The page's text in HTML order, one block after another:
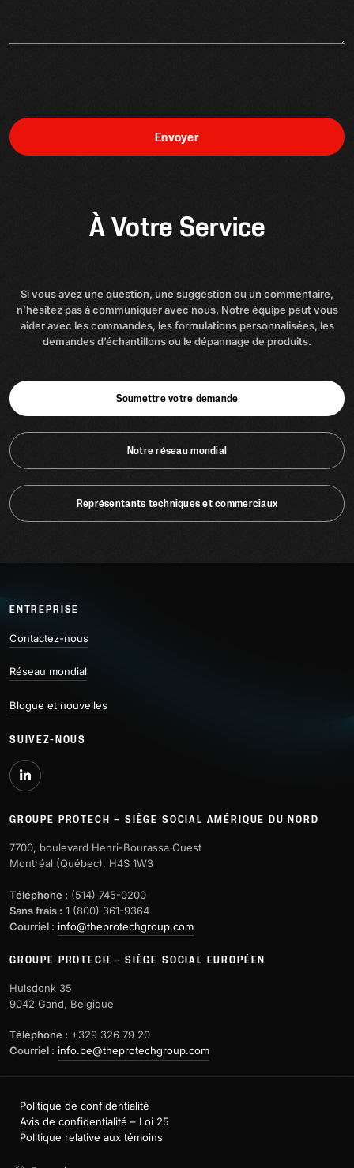
Envoyer
À Votre Service
Si vous avez une question, une suggestion ou un commentaire,
n’hésitez pas à communiquer avec nous. Notre équipe peut vous
aider avec les commandes, les formulations personnalisées, les
demandes d’échantillons ou le dépannage de produits.
Soumettre votre demande
Notre réseau mondial
Représentants techniques et commerciaux
ENTREPRISE
Contactez-nous
Réseau mondial
Blogue et nouvelles
SUIVEZ-NOUS
GROUPE PROTECH – SIÈGE SOCIAL AMÉRIQUE DU NORD
7700, boulevard Henri-Bourassa Ouest
Montréal (Québec), H4S 1W3
Téléphone : (514) 745-0200
Sans frais : 1 (800) 361-9364
Courriel : info@theprotechgroup.com
GROUPE PROTECH – SIÈGE SOCIAL EUROPÉEN
Hulsdonk 35
9042 Gand, Belgique
Téléphone : +329 326 79 20
Courriel : info.be@theprotechgroup.com
Politique de confidentialité
Avis de confidentialité – Loi 25
Politique relative aux témoins